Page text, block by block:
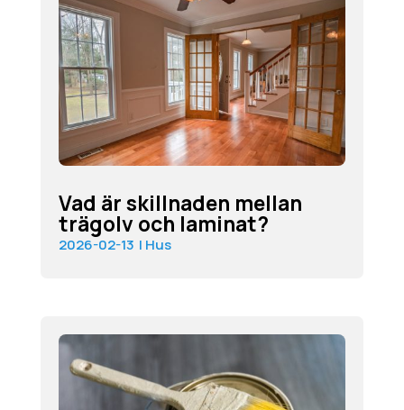
Vad är skillnaden mellan
trägolv och laminat?
2026-02-13 | Hus